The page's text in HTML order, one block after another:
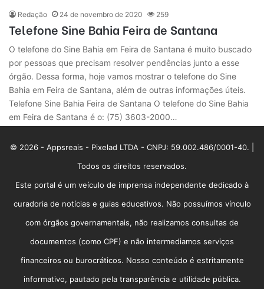
Redação 24 de novembro de 2020 259
Telefone Sine Bahia Feira de Santana
O telefone do Sine Bahia em Feira de Santana é muito buscado
por pessoas que precisam resolver pendências junto a esse
órgão. Dessa forma, hoje vamos mostrar o telefone do Sine
Bahia em Feira de Santana, além de outras informações úteis.
Telefone Sine Bahia Feira de Santana O telefone do Sine Bahia
em Feira de Santana é o: (75) 3603-2000…
© 2026 - Appsreais - Pixelad LTDA - CNPJ: 59.002.486/0001-40. |
Todos os direitos reservados.
Este portal é um veículo de imprensa independente dedicado à
curadoria de notícias e guias educativos. Não possuímos vínculo
com órgãos governamentais, não realizamos consultas de
documentos (como CPF) e não intermediamos serviços
financeiros ou burocráticos. Nosso conteúdo é estritamente
informativo, pautado pela transparência e utilidade pública.